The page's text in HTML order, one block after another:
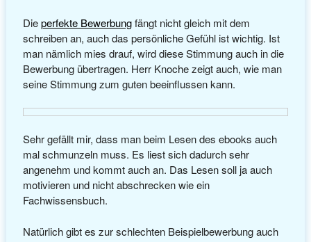
Dieperfekte Bewerbungfängt nicht gleich mit dem
schreiben an, auch das persönliche Gefühl ist wichtig. Ist
man nämlich mies drauf, wird diese Stimmung auch in die
Bewerbung übertragen. Herr Knoche zeigt auch, wie man
seine Stimmung zum guten beeinflussen kann.
Sehr gefällt mir, dass man beim Lesen des ebooks auch
mal schmunzeln muss. Es liest sich dadurch sehr
angenehm und kommt auch an. Das Lesen soll ja auch
motivieren und nicht abschrecken wie ein
Fachwissensbuch.
Natürlich gibt es zur schlechten Beispielbewerbung auch